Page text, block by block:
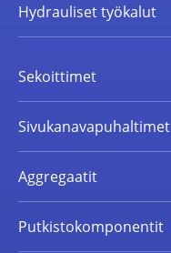
Hydrauliset työkalut
Sekoittimet
Sivukanavapuhaltimet
Aggregaatit
Putkistokomponentit